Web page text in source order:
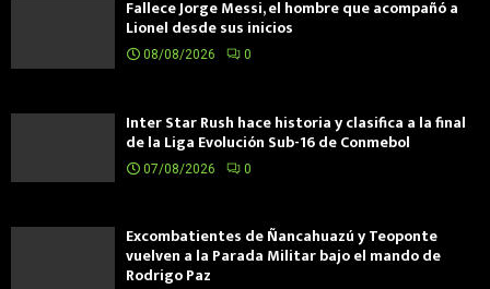
Fallece Jorge Messi, el hombre que acompañó a
Lionel desde sus inicios
08/08/2026 0
Inter Star Rush hace historia y clasifica a la final
de la Liga Evolución Sub-16 de Conmebol
07/08/2026 0
Excombatientes de Ñancahuazú y Teoponte
vuelven a la Parada Militar bajo el mando de
Rodrigo Paz